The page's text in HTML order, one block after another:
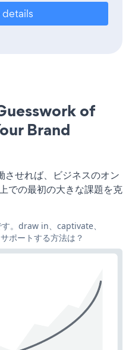
details
of
Brand
せれば、ビジネスのオン
での最初の大きな課題を克
。draw in、captivate、
ポートする方法は？